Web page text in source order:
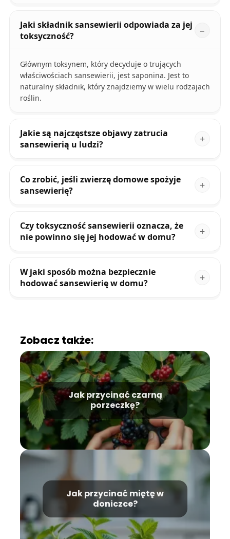
Jaki składnik sansewierii odpowiada za jej
toksyczność?
Głównym toksynem, który decyduje o trujących
właściwościach sansewierii, jest saponina. Jest to
naturalny składnik, który znajdziemy w wielu rodzajach
roślin.
Jakie są najczęstsze objawy zatrucia
sansewierią u ludzi?
Co zrobić, jeśli zwierzę domowe spożyje
sansewierię?
Czy toksyczność sansewierii oznacza, że
nie powinno się jej hodować w domu?
W jaki sposób można bezpiecznie
hodować sansewierię w domu?
Zobacz także:
Jak przycinać czarną
porzeczkę?
Jak przycinać miętę w
doniczce?